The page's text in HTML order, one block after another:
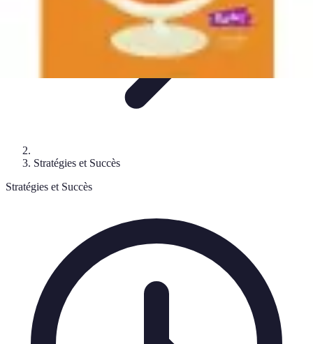
Stratégies et Succès
Stratégies et Succès